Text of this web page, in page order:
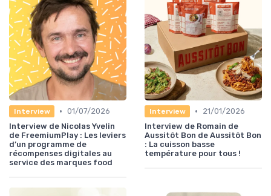
Interview • 01/07/2026
Interview de Nicolas Yvelin
de FreemiumPlay : Les leviers
d’un programme de
récompenses digitales au
service des marques food
Interview •
21/01/2026
Interview de Romain de
Aussitôt Bon de Aussitôt Bon
: La cuisson basse
température pour tous !